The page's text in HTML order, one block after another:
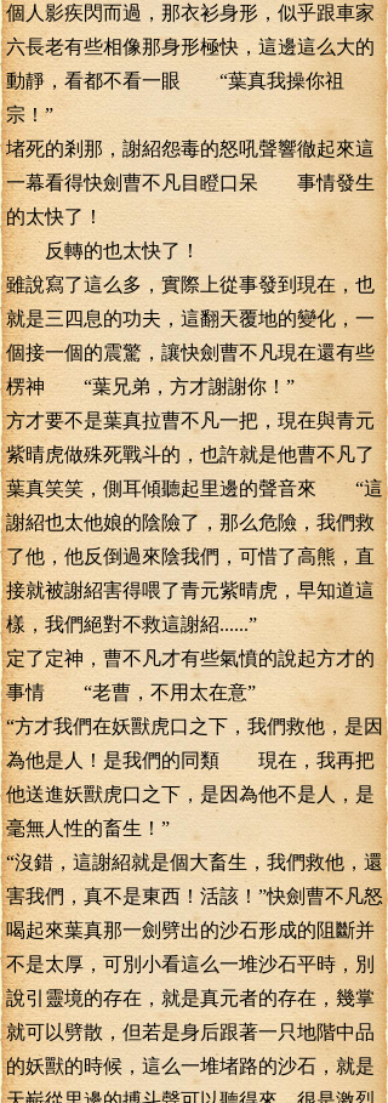
個人影疾閃而過，那衣衫身形，似乎跟車家
六長老有些相像那身形極快，這邊這么大的
動靜，看都不看一眼 “葉真我操你祖
宗！”
堵死的剎那，謝紹怨毒的怒吼聲響徹起來這
一幕看得快劍曹不凡目瞪口呆 事情發生
的太快了！
反轉的也太快了！
雖說寫了這么多，實際上從事發到現在，也
就是三四息的功夫，這翻天覆地的變化，一
個接一個的震驚，讓快劍曹不凡現在還有些
楞神 “葉兄弟，方才謝謝你！”
方才要不是葉真拉曹不凡一把，現在與青元
紫晴虎做殊死戰斗的，也許就是他曹不凡了
葉真笑笑，側耳傾聽起里邊的聲音來 “這
謝紹也太他娘的陰險了，那么危險，我們救
了他，他反倒過來陰我們，可惜了高熊，直
接就被謝紹害得喂了青元紫晴虎，早知道這
樣，我們絕對不救這謝紹......”
定了定神，曹不凡才有些氣憤的說起方才的
事情 “老曹，不用太在意”
“方才我們在妖獸虎口之下，我們救他，是因
為他是人！是我們的同類 現在，我再把
他送進妖獸虎口之下，是因為他不是人，是
毫無人性的畜生！”
“沒錯，這謝紹就是個大畜生，我們救他，還
害我們，真不是東西！活該！”快劍曹不凡怒
喝起來葉真那一劍劈出的沙石形成的阻斷并
不是太厚，可別小看這么一堆沙石平時，別
說引靈境的存在，就是真元者的存在，幾掌
就可以劈散，但若是身后跟著一只地階中品
的妖獸的時候，這么一堆堵路的沙石，就是